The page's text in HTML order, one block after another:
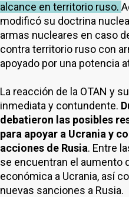
alcance en territorio ruso.
modificó su doctrina
armas nucleares en caso
contra territorio ruso con
apoyado por una potencia
La reacción de la OTAN y
inmediata y contundente.
debatieron las posibles
para apoyar a Ucrania y
acciones de Rusia. Entre
se encuentran el aumento
económica a Ucrania, así
nuevas sanciones a Rusia.